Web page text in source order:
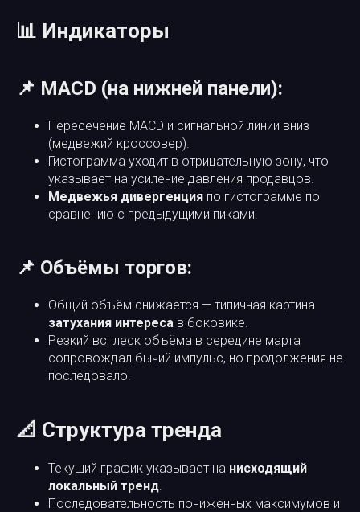
📊 Индикаторы
📌 MACD (на нижней панели):
Пересечение MACD и сигнальной линии вниз
(медвежий кроссовер).
Гистограмма уходит в отрицательную зону, что
указывает на усиление давления продавцов.
Медвежья дивергенция по гистограмме по
сравнению с предыдущими пиками.
📌 Объёмы торгов:
Общий объём снижается — типичная картина
затухания интереса в боковике.
Резкий всплеск объёма в середине марта
сопровождал бычий импульс, но продолжения не
последовало.
📐 Структура тренда
Текущий график указывает на нисходящий
локальный тренд
Последовательность пониженных максимумов и